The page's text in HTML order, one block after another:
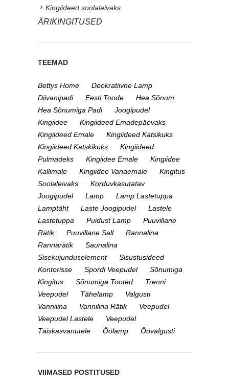
Kingiideed soolaleivaks
ÄRIKINGITUSED
TEEMAD
Bettys Home
Deokratiivne Lamp
Diivanipadi
Eesti Toode
Hea Sõnum
Hea Sõnumiga Padi
Joogipudel
Kingiidee
Kingiideed Emadepäevaks
Kingiideed Emale
Kingiideed Katsikuks
Kingiideed Katskikuks
Kingiideed
Pulmadeks
Kingiidee Emale
Kingiidee
Kallimale
Kingiidee Vanaemale
Kingitus
Soolaleivaks
Korduvkasutatav
Joogipudel
Lamp
Lamp Lastetuppa
Lamptäht
Laste Joogipudel
Lastele
Lastetuppa
Puidust Lamp
Puuvillane
Rätik
Puuvillane Sall
Rannalina
Rannarätik
Saunalina
Sisekujunduselement
Sisustusideed
Kontorisse
Spordi Veepudel
Sõnumiga
Kingitus
Sõnumiga Tooted
Trenni
Veepudel
Tähelamp
Valgusti
Vannilina
Vannilina Rätik
Veepudel
Veepudel Lastele
Veepudel
Täiskasvanutele
Öölamp Öövalgusti
VIIMASED POSTITUSED